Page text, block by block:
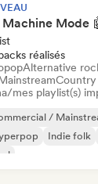
réalisés
Alternative
Country
mes playlist(s)
/
Indie folk